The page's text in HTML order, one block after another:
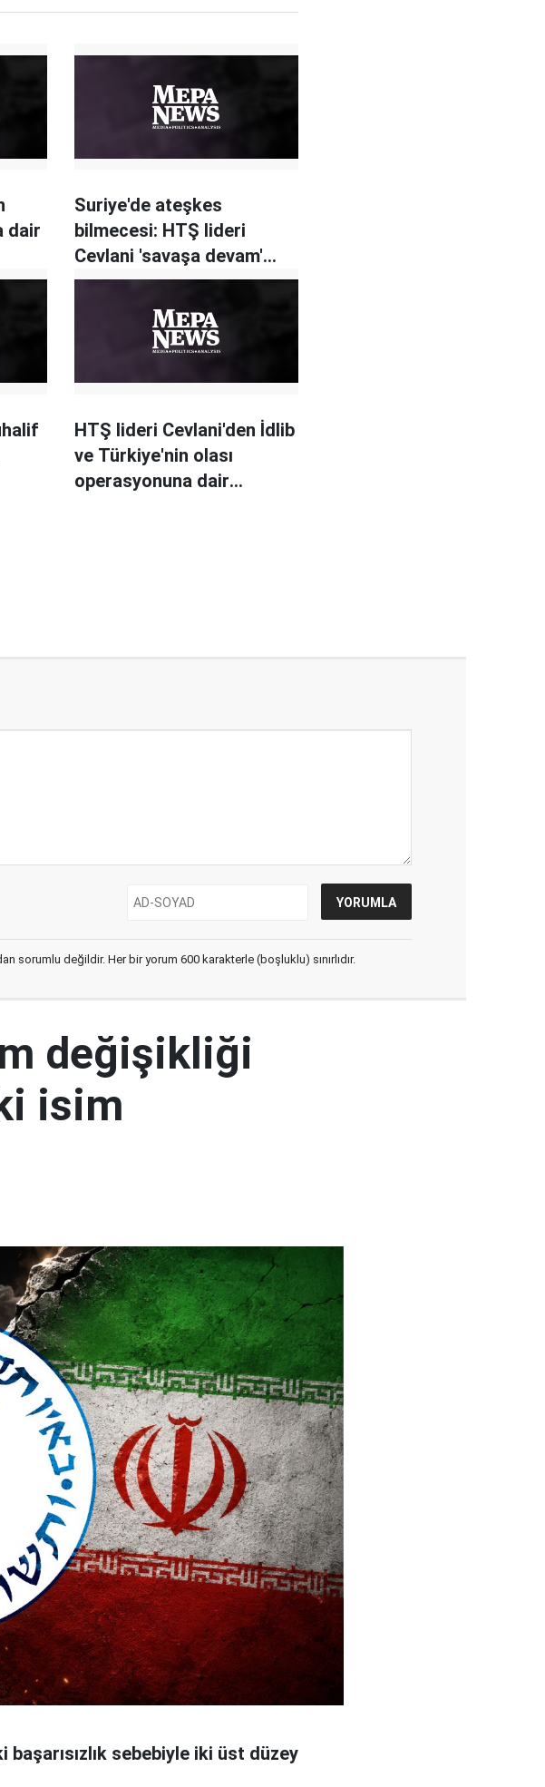
dair
Suriye'de ateşkes
bilmecesi: HTŞ lideri
Cevlani 'savaşa devam'
dedi
HTŞ lideri Cevlani'den İdlib
ve Türkiye'nin olası
operasyonuna dair
sorumlu değildir. Her bir yorum 600 karakterle (boşluklu) sınırlıdır.
değişikliği
isim
sebebiyle iki üst düzey